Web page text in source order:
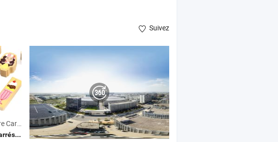
Suivez
Carré
500 Mètres Carrés(MOQ)